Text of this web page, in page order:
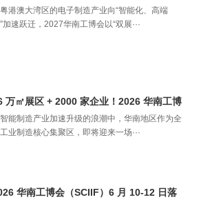
析 2027 华南工博会双展定位
港澳大湾区的电子制造产业向“智能化、高端
加速跃迁，2027华南工博会以“双展···
万㎡展区 + 2000 家企业！2026 华南工博
模再创新高
能制造产业加速升级的浪潮中，华南地区作为全
业制造核心集聚区，即将迎来一场···
华南工博会（SCIIF）6 月 10-12 日落